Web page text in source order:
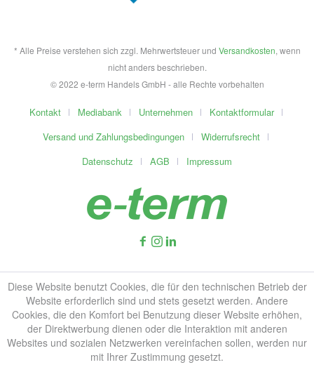
* Alle Preise verstehen sich zzgl. Mehrwertsteuer und Versandkosten, wenn
nicht anders beschrieben.
© 2022 e-term Handels GmbH - alle Rechte vorbehalten
Kontakt Mediabank Unternehmen
Kontaktformular
Versand und Zahlungsbedingungen
Widerrufsrecht
Datenschutz
AGB Impressum
Diese Website benutzt Cookies, die für den technischen Betrieb der
Website erforderlich sind und stets gesetzt werden. Andere
Cookies, die den Komfort bei Benutzung dieser Website erhöhen,
der Direktwerbung dienen oder die Interaktion mit anderen
Websites und sozialen Netzwerken vereinfachen sollen, werden nur
mit Ihrer Zustimmung gesetzt.